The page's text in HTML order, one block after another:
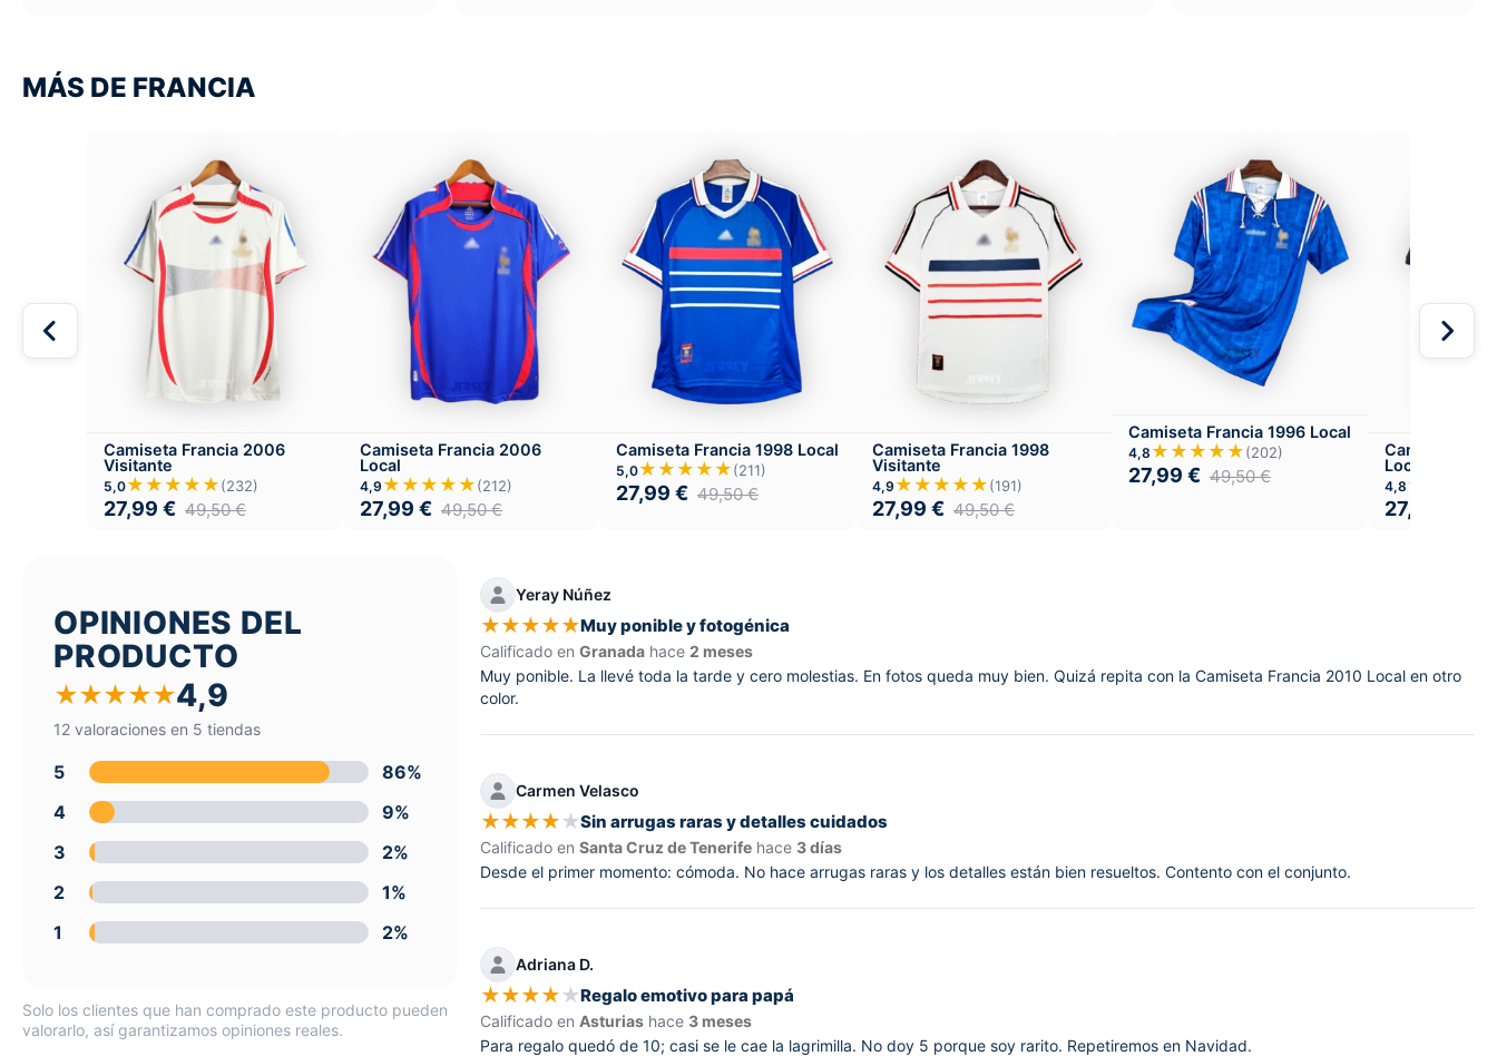
MÁS DE FRANCIA
Camiseta Francia 2006
Visitante
5,0★★★★★(232)
27,99 € 49,50€
Camiseta Francia 2006
Local
4,9 ★★★★★(212)
27,99 € 49,50€
Camiseta Francia 1998 Local
5,0★★★★★(211)
27,99 € 49,50€
Camiseta Francia 1998
Visitante
4,9 ★★★★★(191)
27,99 € 49,50€
Camiseta Francia 1996 Local
4,8 ★★★★★(202)
27,99 € 49,50€
Camiseta
Local
4,8
27,99
OPINIONES DEL
PRODUCTO
★★★★★4,9
12 valoraciones en 5 tiendas
5
86%
4
9%
3
2%
2
1%
1
2%
Solo los clientes que han comprado este producto pueden
valorarlo, así garantizamos opiniones reales.
Yeray Núñez
★★★★★Muy ponible y fotogénica
Calificado enGranada hace2 meses
Muy ponible. La llevé toda la tarde y cero molestias. En fotos queda muy bien. Quizá repita con la Camiseta Francia 2010 Local en otro
color.
Carmen Velasco
★★★★★Sin arrugas raras y detalles cuidados
Calificado enSanta Cruz de Tenerife hace 3 días
Desde el primer momento: cómoda. No hace arrugas raras y los detalles están bien resueltos. Contento con el conjunto.
Adriana D.
★★★★★Regalo emotivo para papá
Calificado en Asturias hace 3 meses
Para regalo quedó de 10; casi se le cae la lagrimilla. No doy 5 porque soy rarito. Repetiremos en Navidad.